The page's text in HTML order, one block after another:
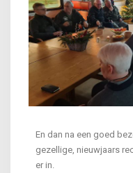
En dan na een goed
gezellige, nieuwjaars
er in.